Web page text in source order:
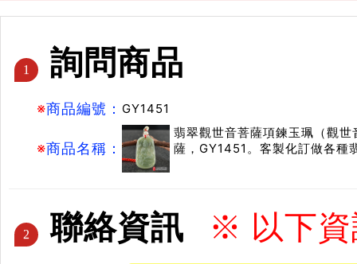
1 詢問商品
※商品編號： GY1451
※商品名稱：
翡翠觀世音菩薩項鍊玉珮（觀
薩，GY1451。客製化訂做各
2 聯絡資訊 ※ 以下資